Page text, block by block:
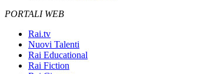
PORTALI WEB
Rai.tv
Nuovi Talenti
Rai Educational
Rai Fiction